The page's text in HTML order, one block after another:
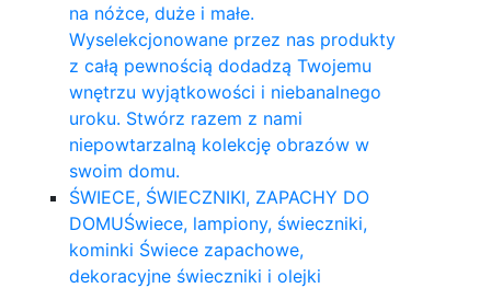
na nóżce, duże i małe.
Wyselekcjonowane przez nas produkty
z całą pewnością dodadzą Twojemu
wnętrzu wyjątkowości i niebanalnego
uroku. Stwórz razem z nami
niepowtarzalną kolekcję obrazów w
swoim domu.
ŚWIECE, ŚWIECZNIKI, ZAPACHY DO
DOMUŚwiece, lampiony, świeczniki,
kominki Świece zapachowe,
dekoracyjne świeczniki i olejki